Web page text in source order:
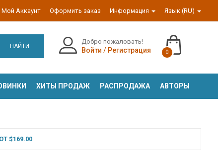
Мой Аккаунт Оформить заказ Информация Язык (RU)
НАЙТИ
Добро пожаловать!
Войти / Регистрация 0
ХИТЫ ПРОДАЖ РАСПРОДАЖА АВТОРЫ
$169.00